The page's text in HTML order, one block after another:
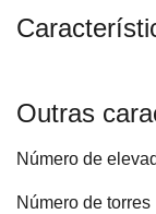
Outras
Número de
Número de torres